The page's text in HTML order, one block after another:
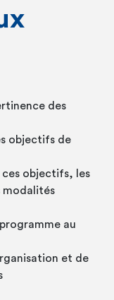
des
objectifs de
ces objectifs, les
modalités
au
et de